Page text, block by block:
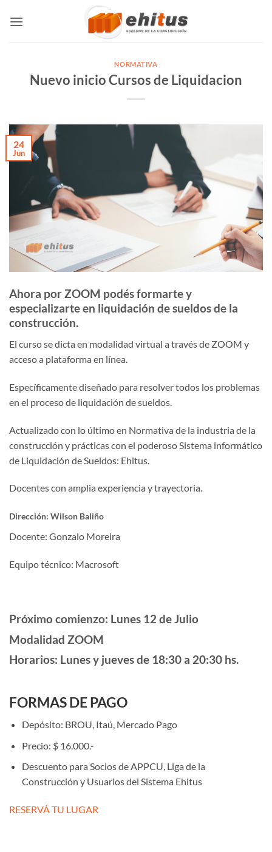
NORMATIVA
Nuevo inicio Cursos de Liquidacion
24
Jun
Ahora por ZOOM podés formarte y
especializarte en liquidación de sueldos de la
construcción.
El curso se dicta en modalidad virtual a través de ZOOM y
acceso a plataforma en línea.
Específicamente diseñado para resolver todos los problemas
en el proceso de liquidación de sueldos.
Actualizado con lo último en Normativa de la industria de la
construcción y prácticas con el poderoso Sistema informático
de Liquidación de Sueldos: Ehitus.
Docentes con amplia experiencia y trayectoria.
Dirección: Wilson Baliño
Docente: Gonzalo Moreira
Equipo técnico: Macrosoft
Próximo comienzo: Lunes 12 de Julio
Modalidad ZOOM
Horarios: Lunes y jueves de 18:30 a 20:30 hs.
FORMAS DE PAGO
Depósito: BROU, Itaú, Mercado Pago
Precio: $ 16.000.-
Descuento para Socios de APPCU, Liga de la
Construcción y Usuarios del Sistema Ehitus
RESERVÁ TU LUGAR